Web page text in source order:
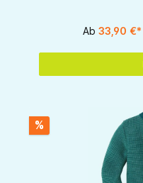
Ab 33,90 €*
%